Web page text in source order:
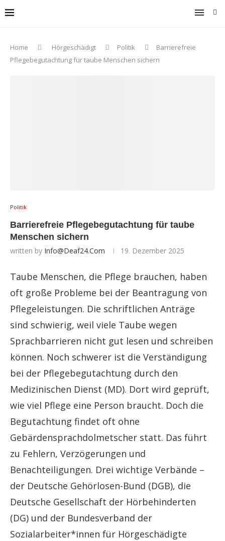
Home Hörgeschädigt Politik
Barrierefreie
Pflegebegutachtung für taube Menschen sichern
Politik
Barrierefreie Pflegebegutachtung für taube
Menschen sichern
written by Info@deaf24.com 19. Dezember 2025
Taube Menschen, die Pflege brauchen, haben
oft große Probleme bei der Beantragung von
Pflegeleistungen. Die schriftlichen Anträge
sind schwierig, weil viele Taube wegen
Sprachbarrieren nicht gut lesen und schreiben
können. Noch schwerer ist die Verständigung
bei der Pflegebegutachtung durch den
Medizinischen Dienst (MD). Dort wird geprüft,
wie viel Pflege eine Person braucht. Doch die
Begutachtung findet oft ohne
Gebärdensprachdolmetscher statt. Das führt
zu Fehlern, Verzögerungen und
Benachteiligungen. Drei wichtige Verbände –
der Deutsche Gehörlosen-Bund (DGB), die
Deutsche Gesellschaft der Hörbehinderten
(DG) und der Bundesverband der
Sozialarbeiter*innen für Hörgeschädigte